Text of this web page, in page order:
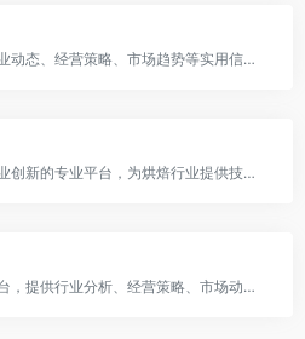
餐饮行业从业者获取行业动态、经营策略、市场趋势等实用信息的优质平台
烘焙技术研发与食品工业创新的专业平台，为烘焙行业提供技术解决方案、市场资讯和行业咨询.
餐饮行业的专业资讯平台，提供行业分析、经营策略、市场动态以及餐饮文化等内容，帮助餐饮企业和从业者把握行业趋势，提升经营水平.